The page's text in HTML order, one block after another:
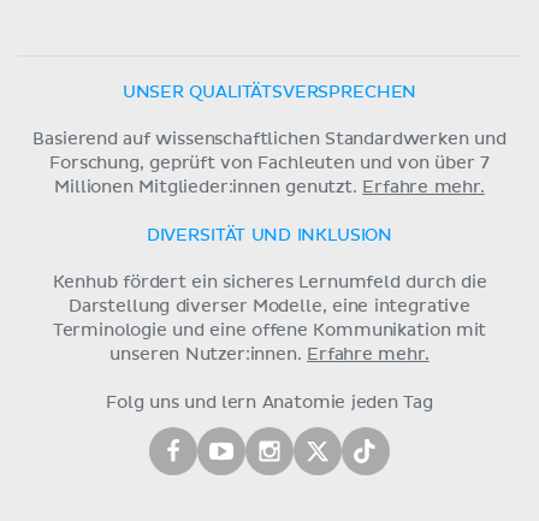
UNSER QUALITÄTSVERSPRECHEN
Basierend auf wissenschaftlichen Standardwerken und
Forschung, geprüft von Fachleuten und von über 7
Millionen Mitglieder:innen genutzt. Erfahre mehr.
DIVERSITÄT UND INKLUSION
Kenhub fördert ein sicheres Lernumfeld durch die
Darstellung diverser Modelle, eine integrative
Terminologie und eine offene Kommunikation mit
unseren Nutzer:innen. Erfahre mehr.
Folg uns und lern Anatomie jeden Tag